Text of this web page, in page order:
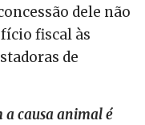
dele não
fiscal às
de
a causa animal é